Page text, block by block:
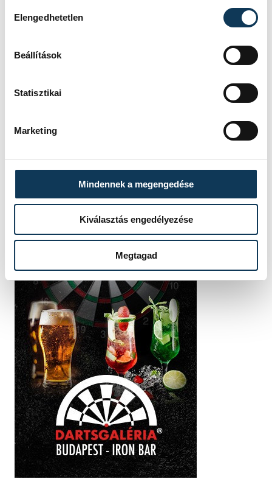
Elengedhetetlen
Beállítások
Statisztikai
Marketing
Mindennek a megengedése
Kiválasztás engedélyezése
Megtagad
Csaba